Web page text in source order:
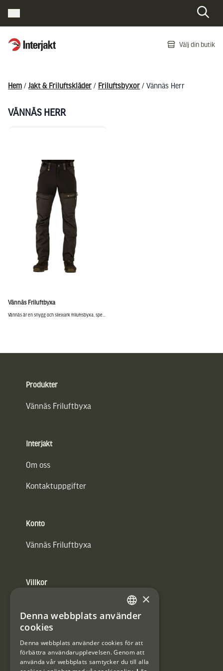
Interjakt SE Välj din butik
Hem / Jakt & Friluftskläder / Friluftsbyxor / Vännäs Herr
VÄNNÄS HERR
Vännäs Friluftbyxa
Vännäs är en snygg och slitstark friluftsbyxa, spe...
Produkter
Vännäs Friluftbyxa
Interjakt
Om oss
Kontaktuppgifter
Konto
Vännäs Friluftbyxa
Villkor
Användarvillkor
#Interjaktfamily
SWEDISH
×
Denna webbplats använder
cookies
Denna webbplats använder cookies för att
förbättra användarupplevelsen. Genom att
använda vår webbplats samtycker du till alla